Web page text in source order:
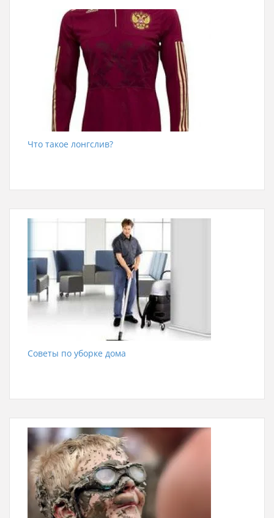
Что такое лонгслив?
Советы по уборке дома